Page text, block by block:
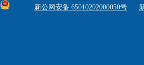
新公网安备 65010202000050号